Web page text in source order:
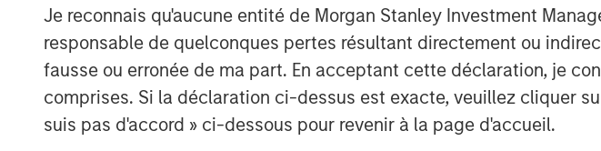
Je reconnais qu'aucune entité de Morgan Stanley Investment
responsable de quelconques pertes résultant directement ou
fausse ou erronée de ma part. En acceptant cette déclaration, je
comprises. Si la déclaration ci-dessus est exacte, veuillez cliquer
suis pas d'accord » ci-dessous pour revenir à la page d'accueil.
by the AES Corporation and uses proven low heat rate
technology which has a long track-record of delivering
performance and reliability.
About Morgan Stanley Infrastructure Partners
Morgan Stanley Infrastructure Partners (“MSIP”) is a leading